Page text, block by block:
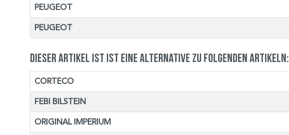
PEUGEOT
PEUGEOT
Dieser Artikel ist ist eine Alternative zu folgenden Artikeln:
CORTECO
FEBI BILSTEIN
ORIGINAL IMPERIUM